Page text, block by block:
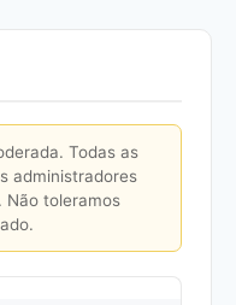
Todas as
administradores
Não toleramos